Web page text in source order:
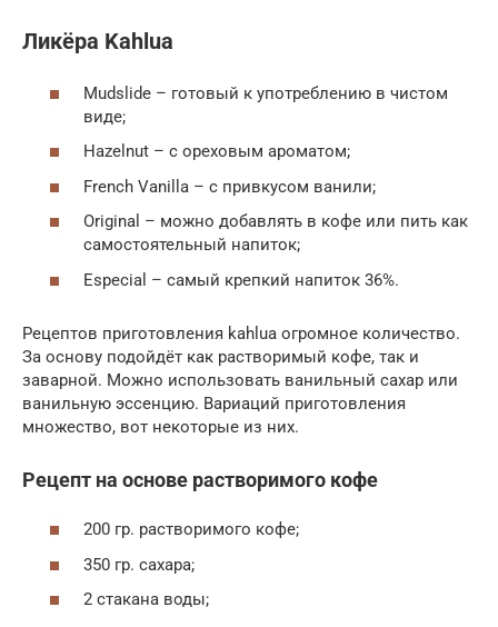
Ликёра Kahlua
Mudslide – готовый к употреблению в чистом
виде;
Hazelnut – с ореховым ароматом;
French Vanilla – с привкусом ванили;
Original – можно добавлять в кофе или пить как
самостоятельный напиток;
Especial – самый крепкий напиток 36%.
Рецептов приготовления kahlua огромное количество.
За основу подойдёт как растворимый кофе, так и
заварной. Можно использовать ванильный сахар или
ванильную эссенцию. Вариаций приготовления
множество, вот некоторые из них.
Рецепт на основе растворимого кофе
200 гр. растворимого кофе;
350 гр. сахара;
2 стакана воды;